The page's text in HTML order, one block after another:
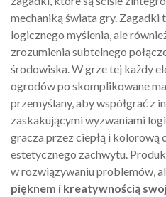
mechaniką świata gry. Zagadki
logicznego myślenia, ale
zrozumienia subtelnego
środowiska. W grze tej każdy
ogrodów po skomplikowane
przemyślany, aby współgrać z
zaskakującymi wyzwaniami
gracza przez ciepłą i kolorową
estetycznego zachwytu.
w rozwiązywaniu problemów,
pięknem i kreatywnością